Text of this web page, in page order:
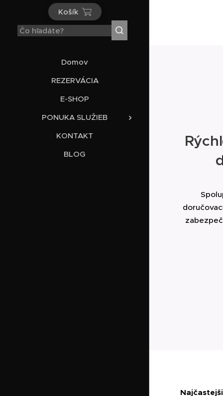
Košík
Domov
REZERVÁCIA
E-SHOP
PONUKA SLUŽIEB
KONTAKT
BLOG